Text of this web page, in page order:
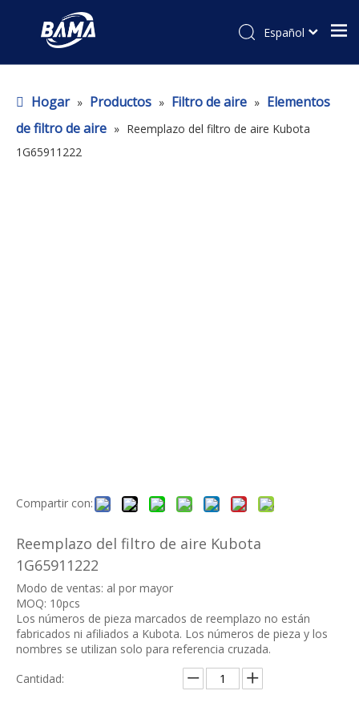
Español
Hogar » Productos » Filtro de aire » Elementos
de filtro de aire » Reemplazo del filtro de aire Kubota
1G65911222
Compartir con:
Reemplazo del filtro de aire Kubota
1G65911222
Modo de ventas: al por mayor
MOQ: 10pcs
Los números de pieza marcados de reemplazo no están
fabricados ni afiliados a Kubota. Los números de pieza y los
nombres se utilizan solo para referencia cruzada.
Cantidad: